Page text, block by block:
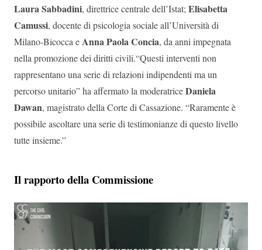
Laura Sabbadini, direttrice centrale dell’Istat;Elisabetta
Camussi, docente di psicologia sociale all’Università di
Milano-Bicocca eAnna Paola Concia, da anni impegnata
nella promozione dei diritti civili.“Questi interventi non
rappresentano una serie di relazioni indipendenti ma un
percorso unitario” ha affermato la moderatriceDaniela
Dawan, magistrato della Corte di Cassazione. “Raramente è
possibile ascoltare una serie di testimonianze di questo livello
tutte insieme.”
Il rapporto della Commissione